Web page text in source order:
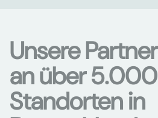
Unsere
an über 5.000
Standorten in